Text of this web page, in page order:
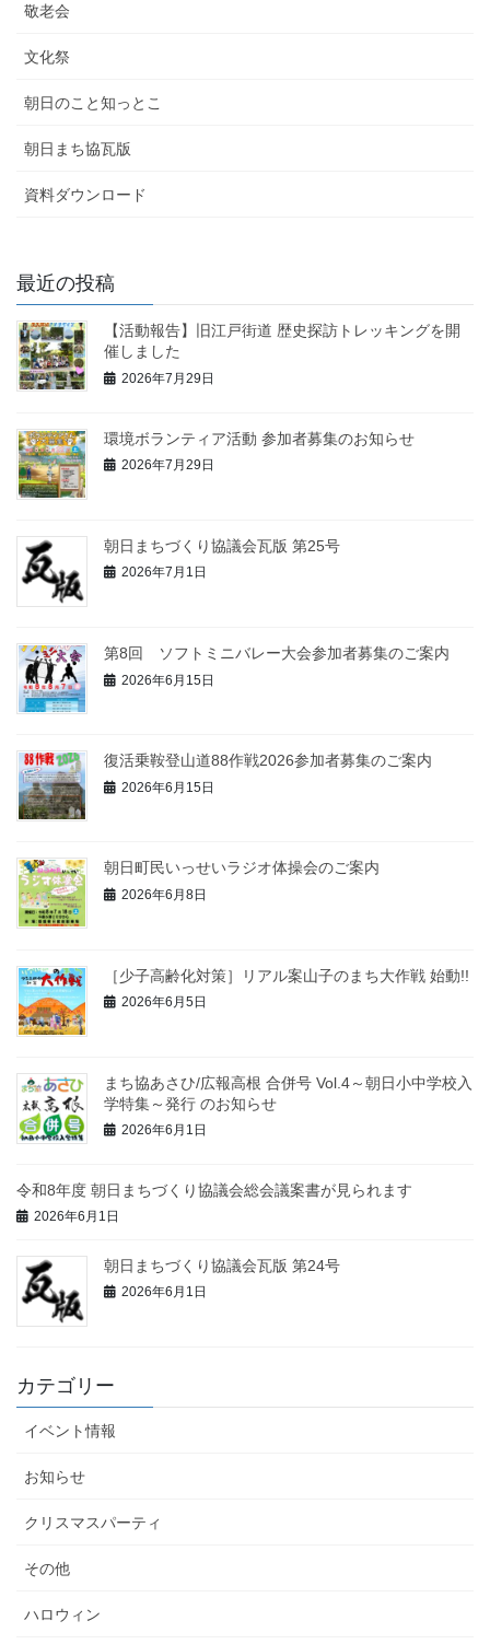
敬老会
文化祭
朝日のこと知っとこ
朝日まち協瓦版
資料ダウンロード
最近の投稿
【活動報告】旧江戸街道 歴史探訪トレッキングを開
催しました
2026年7月29日
環境ボランティア活動 参加者募集のお知らせ
2026年7月29日
朝日まちづくり協議会瓦版 第25号
2026年7月1日
第8回 ソフトミニバレー大会参加者募集のご案内
2026年6月15日
復活乗鞍登山道88作戦2026参加者募集のご案内
2026年6月15日
朝日町民いっせいラジオ体操会のご案内
2026年6月8日
［少子高齢化対策］リアル案山子のまち大作戦 始動!!
2026年6月5日
まち協あさひ/広報高根 合併号 Vol.4～朝日小中学校入
学特集～発行 のお知らせ
2026年6月1日
令和8年度 朝日まちづくり協議会総会議案書が見られます
2026年6月1日
朝日まちづくり協議会瓦版 第24号
2026年6月1日
カテゴリー
イベント情報
お知らせ
クリスマスパーティ
その他
ハロウィン